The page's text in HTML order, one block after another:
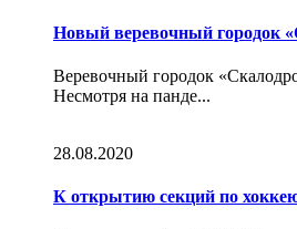
Новый веревочный городок
Веревочный городок
Несмотря на панде...
28.08.2020
К открытию секций по